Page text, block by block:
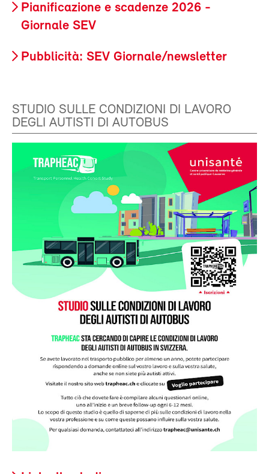
Pianificazione e scadenze 2026 -
Giornale SEV
Pubblicità: SEV Giornale/newsletter
STUDIO SULLE CONDIZIONI DI LAVORO
DEGLI AUTISTI DI AUTOBUS